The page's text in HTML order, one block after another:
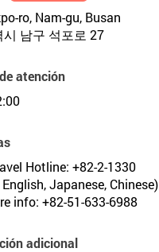
ro, Nam-gu, Busan
시 남구 석포로 27
atención
Hotline: +82-2-1330
Japanese, Chinese)
info: +82-51-633-6988
adicional